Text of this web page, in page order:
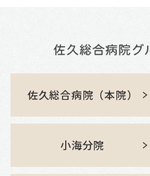
佐久総合病院（本院）
小海分院